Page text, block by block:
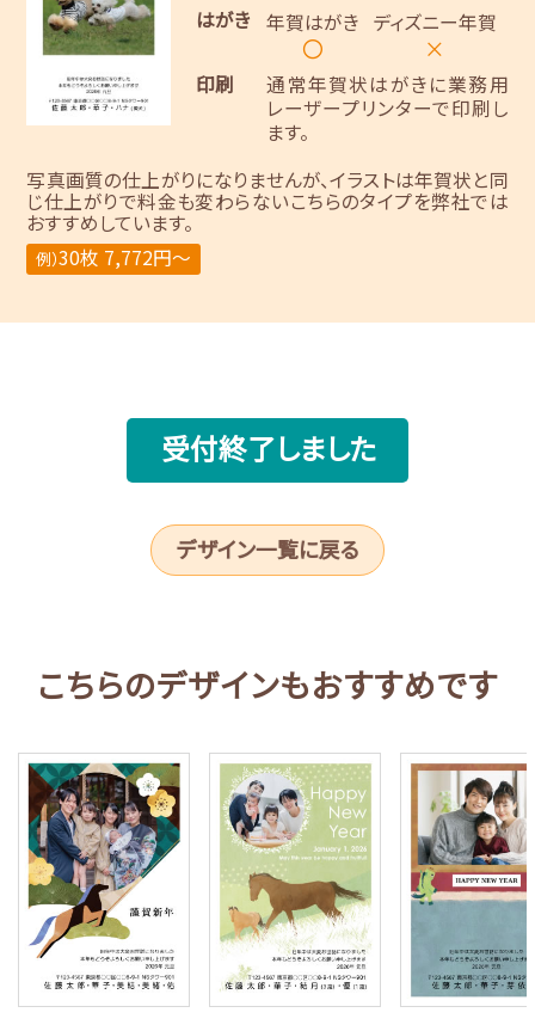
はがき 年賀はがき
〇
ディズニー年賀
×
印刷
通常年賀状はがきに業務用
レーザープリンターで印刷し
ます。
写真画質の仕上がりになりませんが、イラストは年賀状と同
じ仕上がりで料金も変わらないこちらのタイプを弊社では
おすすめしています。
例）30枚 7,772円～
受付終了しました
デザイン一覧に戻る
こちらのデザインもおすすめです